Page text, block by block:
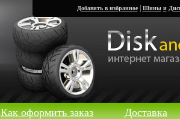
Добавить в избранное| Шины и
Как оформить заказ Доставка